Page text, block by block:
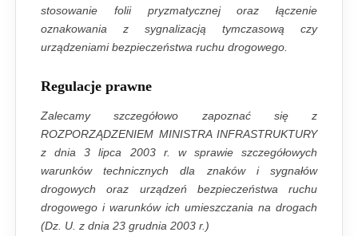
stosowanie folii pryzmatycznej oraz łączenie
oznakowania z sygnalizacją tymczasową czy
urządzeniami bezpieczeństwa ruchu drogowego.
Regulacje prawne
Zalecamy szczegółowo zapoznać się z
ROZPORZĄDZENIEM MINISTRA INFRASTRUKTURY
z dnia 3 lipca 2003 r. w sprawie szczegółowych
warunków technicznych dla znaków i sygnałów
drogowych oraz urządzeń bezpieczeństwa ruchu
drogowego i warunków ich umieszczania na drogach
(Dz. U. z dnia 23 grudnia 2003 r.)